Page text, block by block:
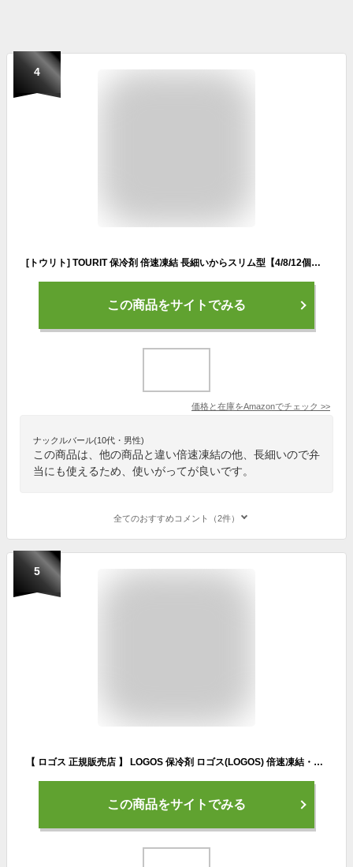
4
[トウリト] TOURIT 保冷剤 倍速凍結 長細いからスリム型【4/8/12個セット】お弁当 アウトドア 買い物に 各種サイズ 積立可能 (緑（4個セット）)
この商品をサイトでみる
価格と在庫をAmazonでチェック >>
ナックルバール(10代・男性)
この商品は、他の商品と違い倍速凍結の他、長細いので弁
当にも使えるため、使いがってが良いです。
全てのおすすめコメント（2件）
5
【 ロゴス 正規販売店 】 LOGOS 保冷剤 ロゴス(LOGOS) 倍速凍結・氷点下パックXL No.81660640 保冷パック アウトドア キャンプ BBQ お弁当 運動会 アイス 防災 災害 長持ち クーラーボックス あす楽 熱中症 送料無料
この商品をサイトでみる